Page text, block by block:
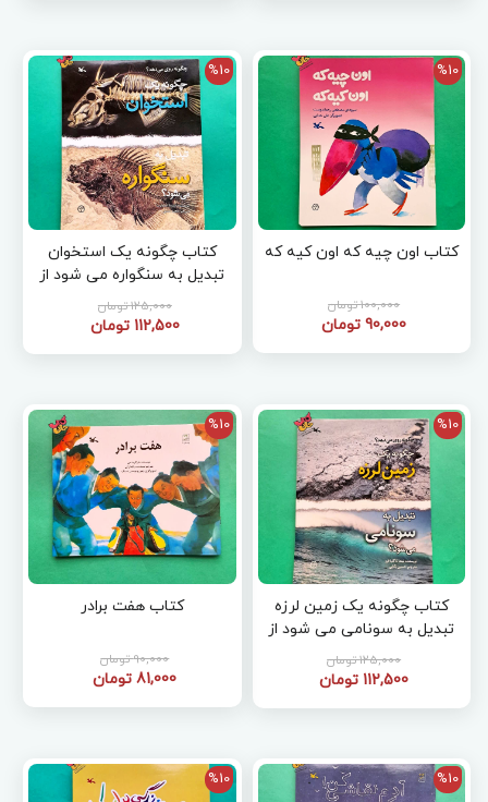
%10
کتاب اون چیه که اون کیه که
100,000 تومان
90,000 تومان
%10
کتاب چگونه یک استخوان
تبدیل به سنگواره می شود از
مجموعه چگونه روی می دهد
125,000 تومان
112,500 تومان
%10
کتاب چگونه یک زمین لرزه
تبدیل به سونامی می شود از
مجموعه چگونه روی میدهد
125,000 تومان
112,500 تومان
%10
کتاب هفت برادر
90,000 تومان
81,000 تومان
%10
%10